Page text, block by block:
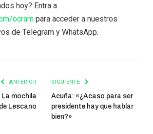
hoy? Entra a
ocram para acceder a nuestros
de Telegram y WhatsApp.
ANTERIOR
mochila
Lescano
SIGUIENTE
Acuña: «¿Acaso para ser
presidente hay que hablar
bien?»